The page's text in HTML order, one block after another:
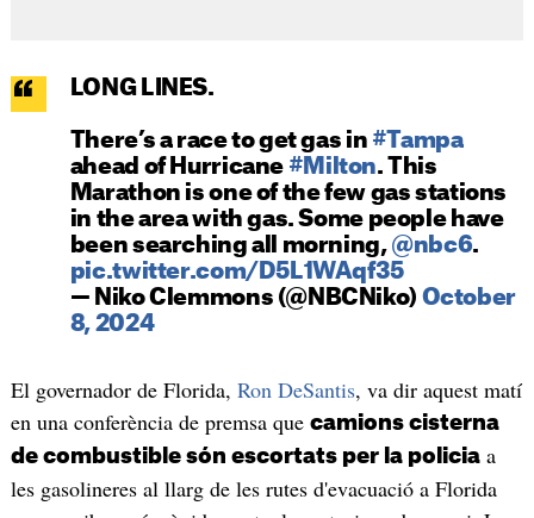
LONG LINES.
There’s a race to get gas in #Tampa
ahead of Hurricane #Milton. This
Marathon is one of the few gas stations
in the area with gas. Some people have
been searching all morning, @nbc6.
pic.twitter.com/D5L1WAqf35
— Niko Clemmons (@NBCNiko) October
8, 2024
El governador de Florida, Ron DeSantis, va dir aquest matí
en una conferència de premsa que camions cisterna
de combustible són escortats per la policiaa
les gasolineres al llarg de les rutes d'evacuació a Florida